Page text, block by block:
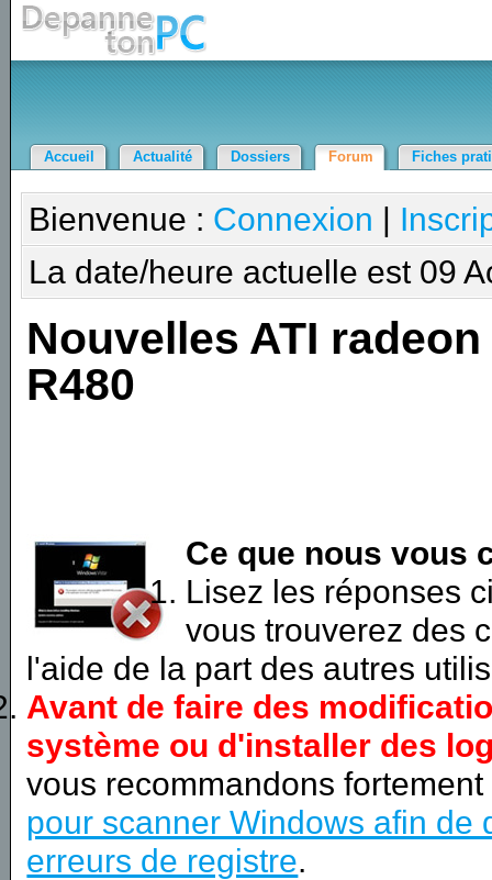
Accueil Actualité Dossiers Forum Fiches
Bienvenue : Connexion |
La date/heure actuelle est 09
Nouvelles ATI radeon
R480
Ce que nous vous
Lisez les réponses
vous trouverez des
l'aide de la part des autres
Avant de faire des
système ou d'installer des
vous recommandons
pour scanner Windows afin de
erreurs de registre.